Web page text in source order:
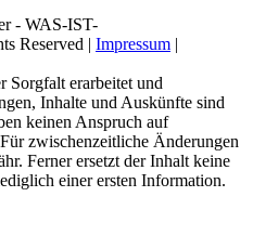
- WAS-IST-
Reserved | Impressum |
Sorgfalt erarbeitet und
Inhalte und Auskünfte sind
keinen Anspruch auf
zwischenzeitliche Änderungen
Ferner ersetzt der Inhalt keine
einer ersten Information.